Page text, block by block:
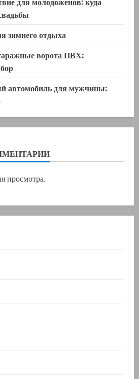
зимнего отдыха
ворота ПВХ:
автомобиль для мужчины:
просмотра.